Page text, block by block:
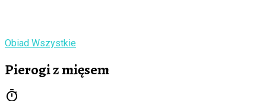
Obiad Wszystkie
Pierogi z mięsem